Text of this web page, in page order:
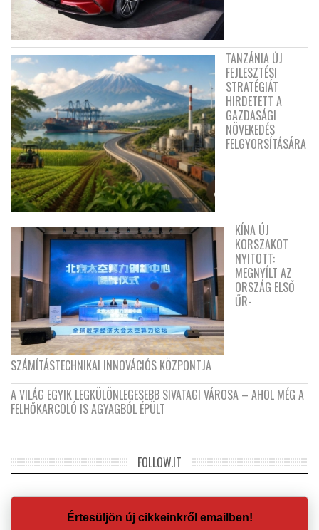
TANZÁNIA ÚJ
FEJLESZTÉSI
STRATÉGIÁT
HIRDETETT A
GAZDASÁGI
NÖVEKEDÉS
FELGYORSÍTÁSÁRA
KÍNA ÚJ
KORSZAKOT
NYITOTT:
MEGNYÍLT AZ
ORSZÁG ELSŐ
ŰR-
SZÁMÍTÁSTECHNIKAI INNOVÁCIÓS KÖZPONTJA
A VILÁG EGYIK LEGKÜLÖNLEGESEBB SIVATAGI VÁROSA – AHOL MÉG A
FELHŐKARCOLÓ IS AGYAGBÓL ÉPÜLT
FOLLOW.IT
Értesüljön új cikkeinkről emailben!